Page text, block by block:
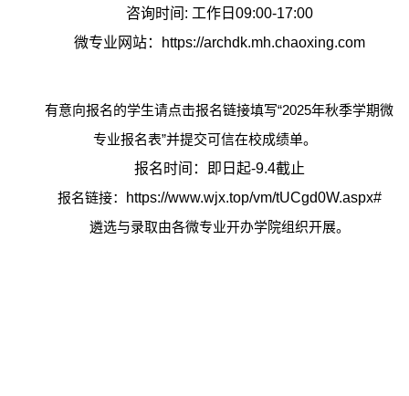
咨询时间 : 工作日 09:00-17:00
微专业网站：
https://archdk.mh.chaoxing.com
有意向报名的学生请点击报名链接填写“2025年秋季学期微
专业报名表”并提交可信在校成绩单。
报名时间：即日起-9.4截止
报名链接：
https://www.wjx.top/vm/tUCgd0W.aspx#
遴选与录取由各微专业开办学院组织开展。